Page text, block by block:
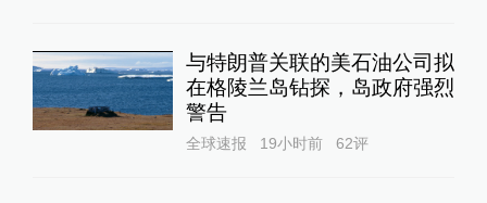
与特朗普关联的美石油公司拟
在格陵兰岛钻探，岛政府强烈
警告
全球速报 19小时前 62评